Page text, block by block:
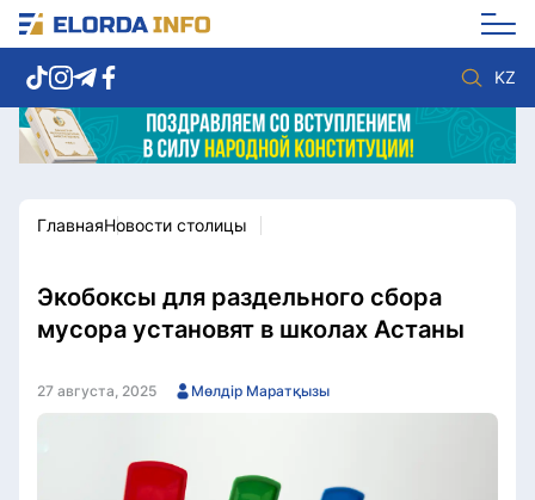
KZ
Новости столицы
Политика
Спорт
Культура
Мнение
Видео
Мир
Этический кодекс
Служу стране
ГлавнаяНовости столицы
Экобоксы для раздельного сбора
мусора установят в школах Астаны
27 августа, 2025 Мөлдір Маратқызы